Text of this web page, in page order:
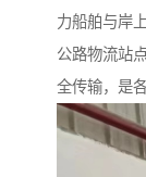
力船舶与岸
公路物流站
全传输，是